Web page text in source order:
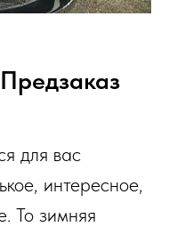
для вас
интересное,
То зимняя